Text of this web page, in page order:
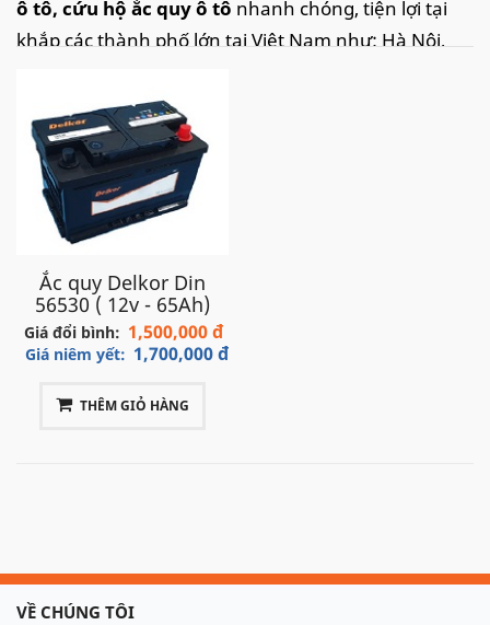
ô tô, cứu hộ ắc quy ô tô nhanh chóng, tiện lợi tại
khắp các thành phố lớn tại Việt Nam như: Hà Nội,
tốc độ nhanh chóng và dịch vụ tận tình, chắc chắn
sẽ làm hài lòng quý khách.
Hotline:098.107.98.32
Ắc quyDelkor
Fluence :Din 56530
57539(75Ah)
Ắc quy Delkor Din
56530 ( 12v - 65Ah)
Giá đổi bình: 1,500,000 đ
Giá niêm yết: 1,700,000 đ
THÊM GIỎ HÀNG
VỀ CHÚNG TÔI